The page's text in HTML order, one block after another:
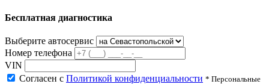
Бесплатная диагностика
Выберите автосервис
Номер телефона
VIN
Согласен с Политикой конфиденциальности * Персональные